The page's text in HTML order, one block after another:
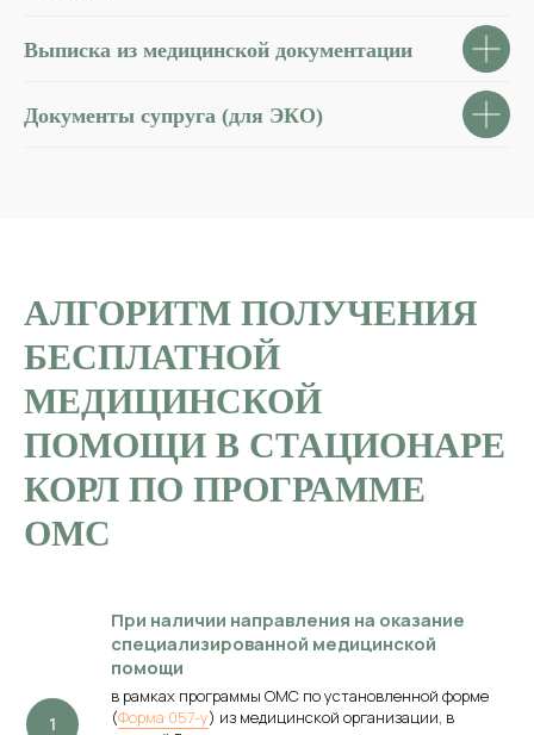
Выписка из медицинской документации
Документы супруга (для ЭКО)
АЛГОРИТМ ПОЛУЧЕНИЯ
БЕСПЛАТНОЙ
МЕДИЦИНСКОЙ
ПОМОЩИ В СТАЦИОНАРЕ
КОРЛ ПО ПРОГРАММЕ
ОМС
При наличии направления на оказание
специализированной медицинской
помощи
в рамках программы ОМС по установленной форме
(Форма 057-у) из медицинской организации, в